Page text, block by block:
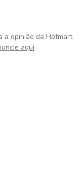
a opinião da Hotmart.
aqui